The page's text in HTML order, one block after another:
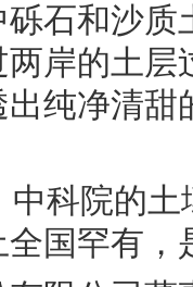
石和沙
岸的土
纯净清
科院的土
国罕有